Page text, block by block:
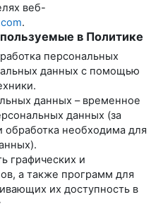
веб-
.
в Политике
персональных
данных с помощью
данных – временное
данных (за
необходима для
графических и
а также программ для
их доступность в